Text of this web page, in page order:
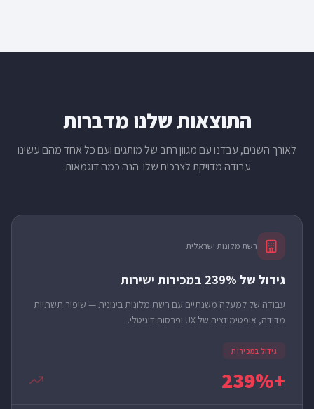
התוצאות שלנו מדברות
לאורך השנים, עבדנו עם מגוון רחב של מותגים ועם כל אחד מהם עשינו
עבודה מדויקת לצרכים שלו. הנה כמה דוגמאות.
רשת מלונות ישראלית
גידול של 239% במכירות ישירות
עבודה של למעלה משנתיים עם רשת מלונות בינונית — שיפור תשתיות
מדידה, אופטימיזציה של UX ופרסום דיגיטלי.
גידול במכירות
+239%